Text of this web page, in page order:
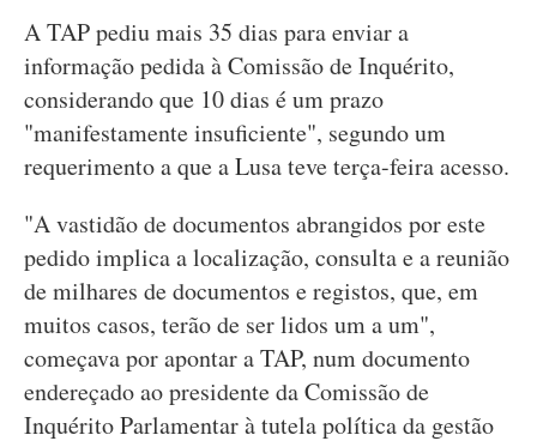
A TAP pediu mais 35 dias para enviar a
informação pedida à Comissão de Inquérito,
considerando que 10 dias é um prazo
"manifestamente insuficiente", segundo um
requerimento a que a Lusa teve terça-feira acesso.
"A vastidão de documentos abrangidos por este
pedido implica a localização, consulta e a reunião
de milhares de documentos e registos, que, em
muitos casos, terão de ser lidos um a um",
começava por apontar a TAP, num documento
endereçado ao presidente da Comissão de
Inquérito Parlamentar à tutela política da gestão